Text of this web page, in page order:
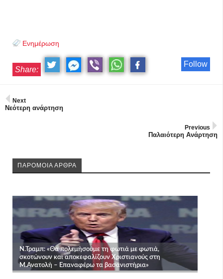
Ενημέρωση
Follow
Share:
Next
Νεότερη ανάρτηση
Previous
Παλαιότερη Ανάρτηση
ΠΑΡΟΜΟΙΑ ΑΡΘΡΑ